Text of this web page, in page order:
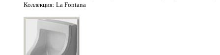
Коллекция: La Fontana